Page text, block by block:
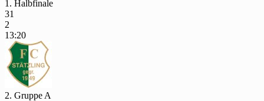
1. Halbfinale
31
2
13:20
2. Gruppe A